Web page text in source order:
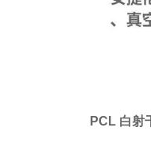
PCL 白射